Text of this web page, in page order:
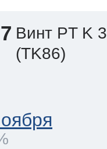
Винт PT K
(TK86)